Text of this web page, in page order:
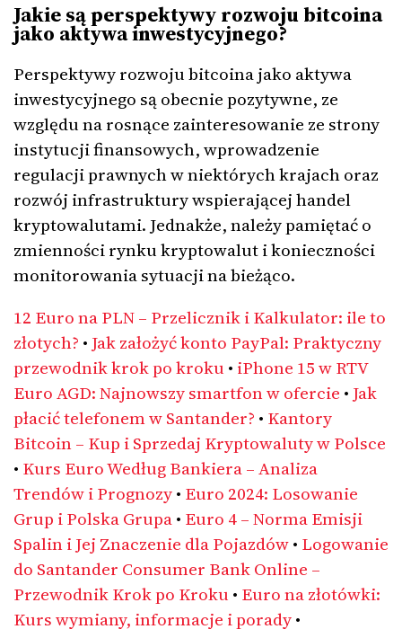
Jakie są perspektywy rozwoju bitcoina
jako aktywa inwestycyjnego?
Perspektywy rozwoju bitcoina jako aktywa
inwestycyjnego są obecnie pozytywne, ze
względu na rosnące zainteresowanie ze strony
instytucji finansowych, wprowadzenie
regulacji prawnych w niektórych krajach oraz
rozwój infrastruktury wspierającej handel
kryptowalutami. Jednakże, należy pamiętać o
zmienności rynku kryptowalut i konieczności
monitorowania sytuacji na bieżąco.
12 Euro na PLN – Przelicznik i Kalkulator: ile to
złotych? • Jak założyć konto PayPal: Praktyczny
przewodnik krok po kroku • iPhone 15 w RTV
Euro AGD: Najnowszy smartfon w ofercie • Jak
płacić telefonem w Santander? • Kantory
Bitcoin – Kup i Sprzedaj Kryptowaluty w Polsce
• Kurs Euro Według Bankiera – Analiza
Trendów i Prognozy• Euro 2024: Losowanie
Grup i Polska Grupa• Euro 4 – Norma Emisji
Spalin i Jej Znaczenie dla Pojazdów• Logowanie
do Santander Consumer Bank Online –
Przewodnik Krok po Kroku • Euro na złotówki:
Kurs wymiany, informacje i porady•